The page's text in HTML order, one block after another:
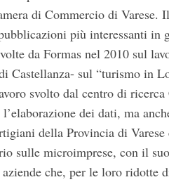
di Commercio di Varese.
più interessanti in
da Formas nel 2010 sul
Castellanza- sul “turismo in
svolto dal centro di ricerca
dei dati, ma
della Provincia di Varese
sulle microimprese, con il
che, per le loro ridotte